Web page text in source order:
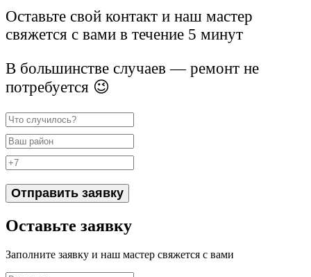
Оставьте свой контакт и наш мастер
свяжется с вами в течение 5 минут
В большинстве случаев — ремонт не
потребуется 😉
Отправить заявку
Оставьте заявку
Заполните заявку и наш мастер свяжется с вами